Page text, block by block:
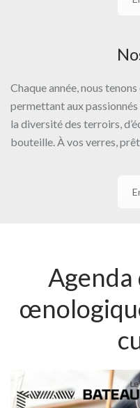
Chaque année, nous
permettant aux
la diversité des terroirs,
bouteille. À vos verres,
Agenda